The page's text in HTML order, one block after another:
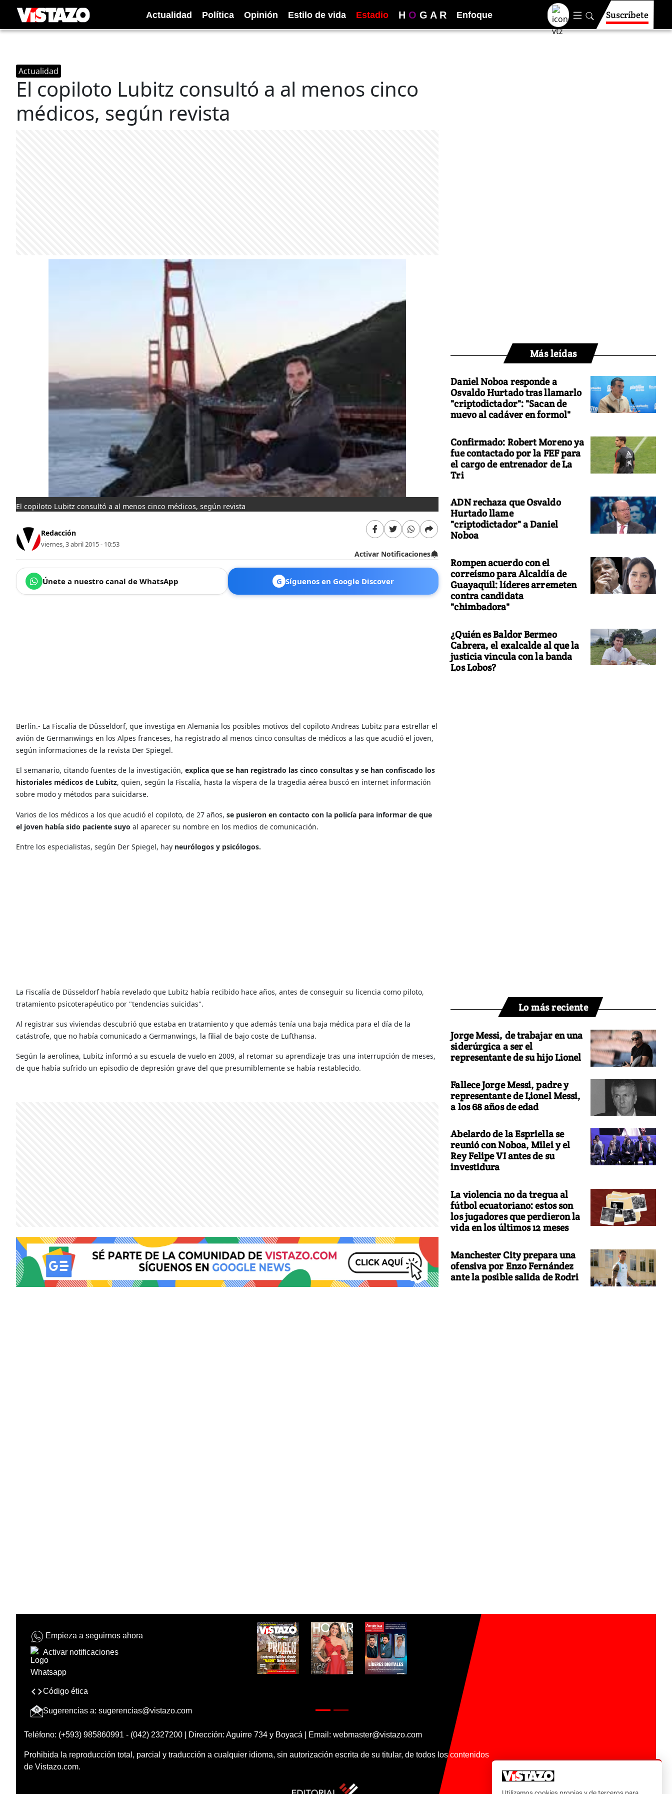
Actualidad Política Opinión Estilo de vida Estadio H O G A R Enfoque Suscríbete
Actualidad
El copiloto Lubitz consultó a al menos cinco
médicos, según revista
El copiloto Lubitz consultó a al menos cinco médicos, según revista
Redacción
viernes, 3 abril 2015 - 10:53
Activar Notificaciones
Únete a nuestro canal de WhatsApp G Síguenos en Google Discover
Berlín.- La Fiscalía de Düsseldorf, que investiga en Alemania los posibles motivos del copiloto Andreas Lubitz para estrellar el
avión de Germanwings en los Alpes franceses, ha registrado al menos cinco consultas de médicos a las que acudió el joven,
según informaciones de la revista Der Spiegel.
El semanario, citando fuentes de la investigación, explica que se han registrado las cinco consultas y se han confiscado los
historiales médicos de Lubitz, quien, según la Fiscalía, hasta la víspera de la tragedia aérea buscó en internet información
sobre modo y métodos para suicidarse.
Varios de los médicos a los que acudió el copiloto, de 27 años, se pusieron en contacto con la policía para informar de que
el joven había sido paciente suyo al aparecer su nombre en los medios de comunicación.
Entre los especialistas, según Der Spiegel, hay neurólogos y psicólogos.
La Fiscalía de Düsseldorf había revelado que Lubitz había recibido hace años, antes de conseguir su licencia como piloto,
tratamiento psicoterapéutico por "tendencias suicidas".
Al registrar sus viviendas descubrió que estaba en tratamiento y que además tenía una baja médica para el día de la
catástrofe, que no había comunicado a Germanwings, la filial de bajo coste de Lufthansa.
Según la aerolínea, Lubitz informó a su escuela de vuelo en 2009, al retomar su aprendizaje tras una interrupción de meses,
de que había sufrido un episodio de depresión grave del que presumiblemente se había restablecido.
Más leídas
Daniel Noboa responde a
Osvaldo Hurtado tras llamarlo
"criptodictador": "Sacan de
nuevo al cadáver en formol"
Confirmado: Robert Moreno ya
fue contactado por la FEF para
el cargo de entrenador de La
Tri
ADN rechaza que Osvaldo
Hurtado llame
"criptodictador" a Daniel
Noboa
Rompen acuerdo con el
correísmo para Alcaldía de
Guayaquil: líderes arremeten
contra candidata
"chimbadora"
¿Quién es Baldor Bermeo
Cabrera, el exalcalde al que la
justicia vincula con la banda
Los Lobos?
Lo más reciente
Jorge Messi, de trabajar en una
siderúrgica a ser el
representante de su hijo Lionel
Fallece Jorge Messi, padre y
representante de Lionel Messi,
a los 68 años de edad
Abelardo de la Espriella se
reunió con Noboa, Milei y el
Rey Felipe VI antes de su
investidura
La violencia no da tregua al
fútbol ecuatoriano: estos son
los jugadores que perdieron la
vida en los últimos 12 meses
Manchester City prepara una
ofensiva por Enzo Fernández
ante la posible salida de Rodri
Empieza a seguirnos ahora
Activar notificaciones
Código ética
Sugerencias a: sugerencias@vistazo.com
Teléfono: (+593) 985860991 - (042) 2327200 | Dirección: Aguirre 734 y Boyacá | Email: webmaster@vistazo.com
Prohibida la reproducción total, parcial y traducción a cualquier idioma, sin autorización escrita de su titular, de todos los contenidos
de Vistazo.com.